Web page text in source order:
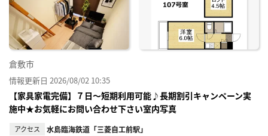
倉敷市
情報更新日 2026/08/02 10:35
【家具家電完備】７日～短期利用可能♪長期割引キャンペーン実
施中★お気軽にお問い合わせ下さい室内写真
アクセス 水島臨海鉄道「三菱自工前駅」